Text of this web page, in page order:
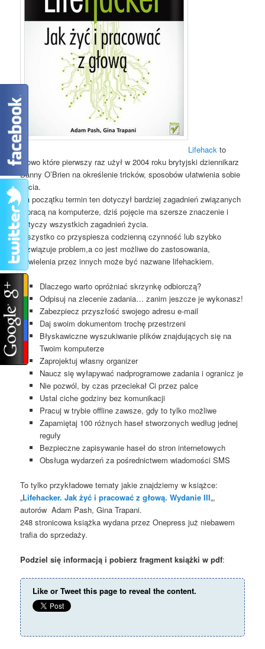
Lifehack to
słowo które pierwszy raz użył w 2004 roku brytyjski dziennikarz
Danny O’Brien na określenie tricków, sposobów ułatwienia sobie
życia.
Na początku termin ten dotyczył bardziej zagadnień związanych
z pracą na komputerze, dziś pojęcie ma szersze znaczenie i
dotyczy wszystkich zagadnień życia.
Wszystko co przyspiesza codzienną czynność lub szybko
rozwiązuje problem,a co jest możliwe do zastosowania,
powielenia przez innych może być nazwane lifehackiem.
Dlaczego warto opróżniać skrzynkę odbiorczą?
Odpisuj na zlecenie zadania… zanim jeszcze je wykonasz!
Zabezpiecz przyszłość swojego adresu e-mail
Daj swoim dokumentom trochę przestrzeni
Błyskawiczne wyszukiwanie plików znajdujących się na
Twoim komputerze
Zaprojektuj własny organizer
Naucz się wyłapywać nadprogramowe zadania i ogranicz je
Nie pozwól, by czas przeciekał Ci przez palce
Ustal ciche godziny bez komunikacji
Pracuj w trybie offline zawsze, gdy to tylko możliwe
Zapamiętaj 100 różnych haseł stworzonych według jednej
reguły
Bezpieczne zapisywanie haseł do stron internetowych
Obsługa wydarzeń za pośrednictwem wiadomości SMS
To tylko przykładowe tematy jakie znajdziemy w książce:
„Lifehacker. Jak żyć i pracować z głową. Wydanie III„,
autorów Adam Pash, Gina Trapani.
248 stronicowa książka wydana przez Onepress już niebawem
trafia do sprzedaży.
Podziel się informacją i pobierz fragment książki w pdf:
Like or Tweet this page to reveal the content.